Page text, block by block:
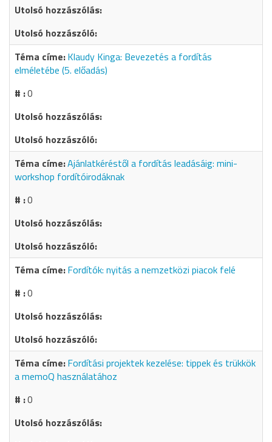
Klaudy Kinga: Bevezetés a fordítás
elméletébe (5. előadás)
0
Ajánlatkéréstől a fordítás leadásáig: mini-
workshop fordítóirodáknak
0
Fordítók: nyitás a nemzetközi piacok felé
0
Fordítási projektek kezelése: tippek és trükkök
a memoQ használatához
0